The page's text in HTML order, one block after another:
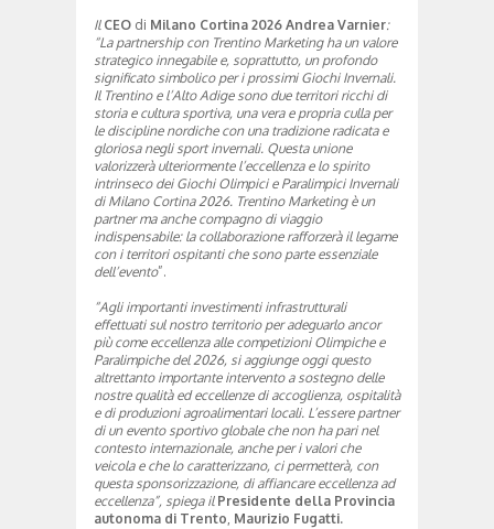
Il CEO di Milano Cortina 2026 Andrea Varnier:
“La partnership con Trentino Marketing ha un valore
strategico innegabile e, soprattutto, un profondo
significato simbolico per i prossimi Giochi Invernali.
Il Trentino e l’Alto Adige sono due territori ricchi di
storia e cultura sportiva, una vera e propria culla per
le discipline nordiche con una tradizione radicata e
gloriosa negli sport invernali. Questa unione
valorizzerà ulteriormente l’eccellenza e lo spirito
intrinseco dei Giochi Olimpici e Paralimpici Invernali
di Milano Cortina 2026. Trentino Marketing è un
partner ma anche compagno di viaggio
indispensabile: la collaborazione rafforzerà il legame
con i territori ospitanti che sono parte essenziale
dell’evento”.
“Agli importanti investimenti infrastrutturali
effettuati sul nostro territorio per adeguarlo ancor
più come eccellenza alle competizioni Olimpiche e
Paralimpiche del 2026, si aggiunge oggi questo
altrettanto importante intervento a sostegno delle
nostre qualità ed eccellenze di accoglienza, ospitalità
e di produzioni agroalimentari locali. L’essere partner
di un evento sportivo globale che non ha pari nel
contesto internazionale, anche per i valori che
veicola e che lo caratterizzano, ci permetterà, con
questa sponsorizzazione, di affiancare eccellenza ad
eccellenza”, spiega il Presidente della Provincia
autonoma di Trento, Maurizio Fugatti.